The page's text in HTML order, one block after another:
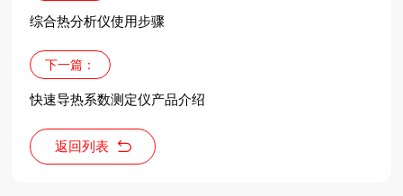
综合热分析仪使用步骤
下一篇：
快速导热系数测定仪产品介绍
返回列表